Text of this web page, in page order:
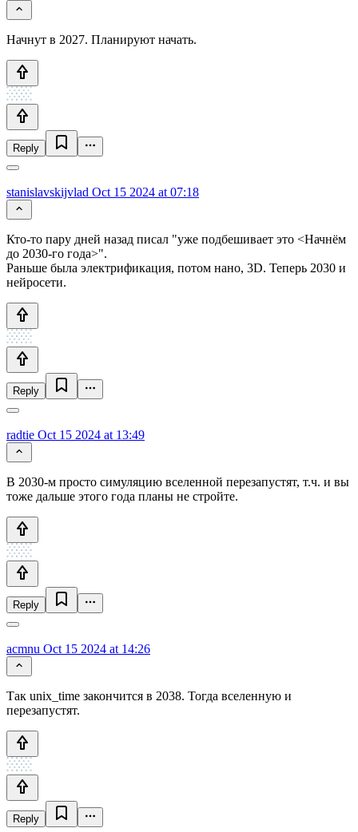
Начнут в 2027. Планируют начать.
Reply
stanislavskijvlad Oct 15 2024 at 07:18
Кто-то пару дней назад писал "уже подбешивает это <Начнём
до 2030-го года>".
Раньше была электрификация, потом нано, 3D. Теперь 2030 и
нейросети.
Reply
radtie Oct 15 2024 at 13:49
В 2030-м просто симуляцию вселенной перезапустят, т.ч. и вы
тоже дальше этого года планы не стройте.
Reply
acmnu Oct 15 2024 at 14:26
Так unix_time закончится в 2038. Тогда вселенную и
перезапустят.
Reply